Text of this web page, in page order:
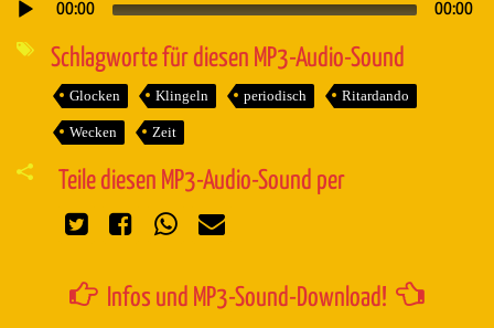
Audio-
00:00 00:00
Schlagworte für diesen MP3-Audio-Sound
Glocken Klingeln periodisch Ritardando
Wecken Zeit
Teile diesen MP3-Audio-Sound per
Infos und MP3-Sound-Download!